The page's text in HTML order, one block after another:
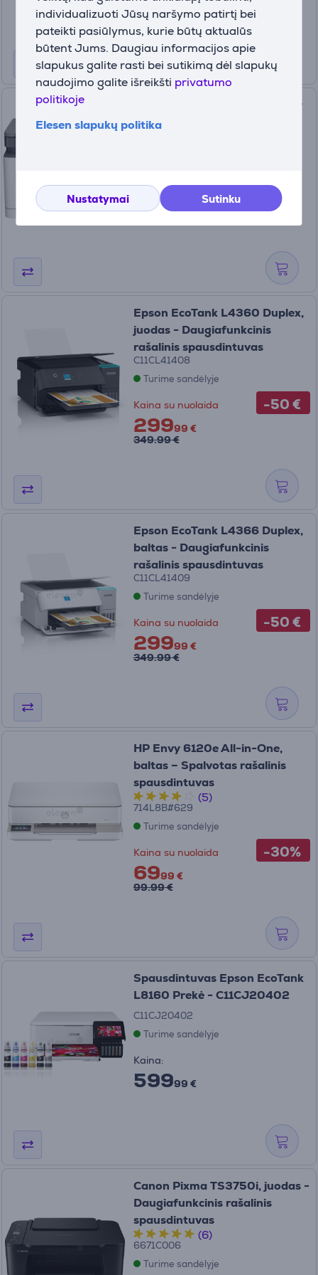
individualizuoti Jūsų naršymo patirtį bei
pateikti pasiūlymus, kurie būtų aktualūs
būtent Jums. Daugiau informacijos apie
slapukus galite rasti bei sutikimą dėl slapukų
naudojimo galite išreikšti privatumo
politikoje
Elesen slapukų politika
Nustatymai Sutinku
99 €
249.99 €
Spausdintuvas HP MFP 178nw
Prekė - 4ZB96A#B19
Kaina:
29999 €
-50 €
Epson EcoTank L4360 Duplex,
juodas - Daugiafunkcinis
rašalinis spausdintuvas
C11CL41408
Turime sandėlyje
Kaina su nuolaida
29999 €
349.99 €
-50 €
Epson EcoTank L4366 Duplex,
baltas - Daugiafunkcinis
rašalinis spausdintuvas
C11CL41409
Turime sandėlyje
Kaina su nuolaida
29999 €
349.99 €
-30%
HP Envy 6120e All-in-One,
baltas – Spalvotas rašalinis
spausdintuvas
(5)
714L8B#629
Turime sandėlyje
Kaina su nuolaida
6999 €
99.99 €
Spausdintuvas Epson EcoTank
L8160 Prekė - C11CJ20402
C11CJ20402
Turime sandėlyje
Kaina:
59999 €
Canon Pixma TS3750i, juodas -
Daugiafunkcinis rašalinis
spausdintuvas
(6)
6671C006
Turime sandėlyje